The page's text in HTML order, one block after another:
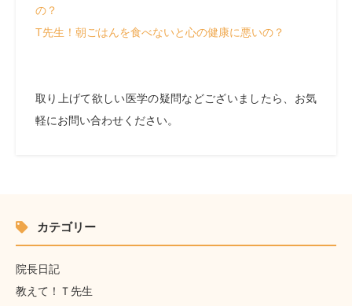
の？
T先生！朝ごはんを食べないと心の健康に悪いの？
取り上げて欲しい医学の疑問などございましたら、お気
軽にお問い合わせください。
カテゴリー
院長日記
教えて！Ｔ先生